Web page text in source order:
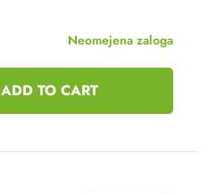
Neomejena zaloga
ADD TO CART